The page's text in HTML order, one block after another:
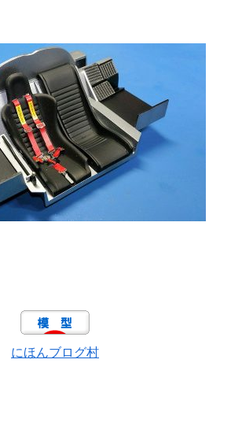
にほんブログ村